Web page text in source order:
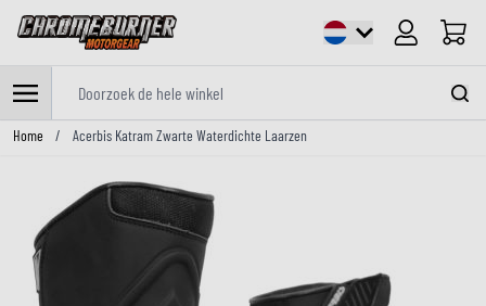
Cart
Ga naar de inhoud
Home / Acerbis Katram Zwarte Waterdichte Laarzen